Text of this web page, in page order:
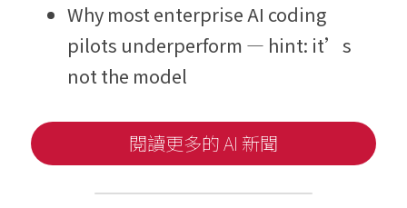
Why most enterprise AI coding
pilots underperform — hint: it’s
not the model
閱讀更多的 AI 新聞